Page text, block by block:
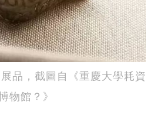
品，截圖自《重慶大學耗資
物館？》